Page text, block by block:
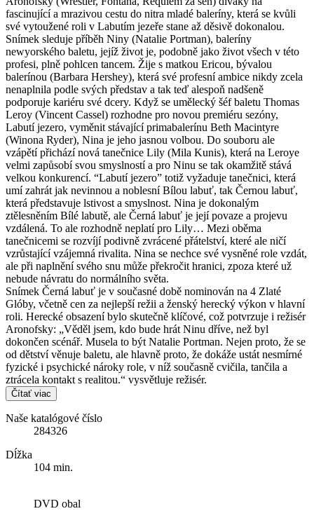
fascinující a mrazivou cestu do nitra mladé baleríny, která se kvůli
své vytoužené roli v Labutím jezeře stane až děsivě dokonalou.
Snímek sleduje příběh Niny (Natalie Portman), baleríny
newyorského baletu, jejíž život je, podobně jako život všech v této
profesi, plně pohlcen tancem. Žije s matkou Ericou, bývalou
balerínou (Barbara Hershey), která své profesní ambice nikdy zcela
nenaplnila podle svých představ a tak teď alespoň nadšeně
podporuje kariéru své dcery. Když se umělecký šéf baletu Thomas
Leroy (Vincent Cassel) rozhodne pro novou premiéru sezóny,
Labutí jezero, vyměnit stávající primabalerínu Beth Macintyre
(Winona Ryder), Nina je jeho jasnou volbou. Do souboru ale
vzápětí přichází nová tanečnice Lily (Mila Kunis), která na Leroye
velmi zapůsobí svou smyslností a pro Ninu se tak okamžitě stává
velkou konkurencí. “Labutí jezero” totiž vyžaduje tanečnici, která
umí zahrát jak nevinnou a noblesní Bílou labuť, tak Černou labuť,
která představuje lstivost a smyslnost. Nina je dokonalým
ztělesněním Bílé labutě, ale Černá labuť je její povaze a projevu
vzdálená. To ale rozhodně neplatí pro Lily… Mezi oběma
tanečnicemi se rozvíjí podivně zvrácené přátelství, které ale ničí
vzrůstající vzájemná rivalita. Nina se nechce své vysněné role vzdát,
ale při naplnění svého snu může překročit hranici, zpoza které už
nebude návratu do normálního světa.
Snímek Černá labuť je v současné době nominován na 4 Zlaté
Glóby, včetně cen za nejlepší režii a ženský herecký výkon v hlavní
roli. Herecké obsazení bylo skutečně klíčové, což potvrzuje i režisér
Aronofsky: „Věděl jsem, kdo bude hrát Ninu dříve, než byl
dokončen scénář. Musela to být Natalie Portman. Nejen proto, že se
od dětství věnuje baletu, ale hlavně proto, že dokáže ustát nesmírné
fyzické i psychické nároky role, v níž současně cvičila, tančila a
ztrácela kontakt s realitou.“ vysvětluje režisér.
Čítať viac
Naše katalógové číslo
284326
Dĺžka
104 min.
DVD obal